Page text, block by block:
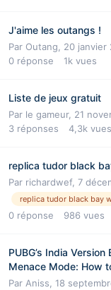
J'aime les outangs !
Par Outang
20 janvier
0 réponse 1k vues
Liste de jeux gratuit
Par le gameur, 21
3 réponses 4,3k vues
replica tudor black
Par richardwef, 7
replica tudor black bay
0 réponse 986 vues
PUBG’s India
Menace Mode: How
Par Aniss, 18